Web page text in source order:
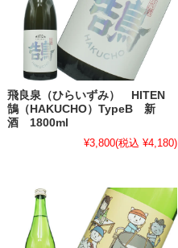
飛良泉（ひらいずみ） HITEN
鵠（HAKUCHO）TypeB 新
酒 1800ml
¥3,800(税込 ¥4,180)